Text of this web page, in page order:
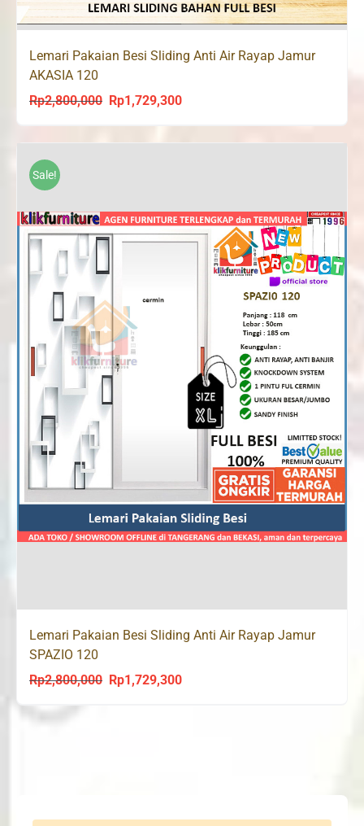
Lemari Pakaian Besi Sliding Anti Air Rayap Jamur
AKASIA 120
Rp2,800,000
Original
was:
Rp1,729,300Current
is:
Sale!
Lemari Pakaian Besi Sliding Anti Air Rayap Jamur
SPAZIO 120
Rp2,800,000
Original
Rp1,729,300Current